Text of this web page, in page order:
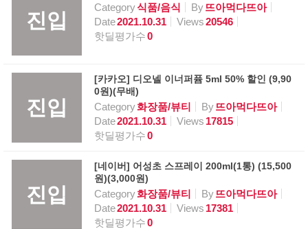
진입
Category식품/음식 By뜨아먹다뜨아
Date2021.10.31 Views20546
핫딜평가수0
진입
[카카오] 디오넬 이너퍼퓸 5ml 50% 할인 (9,90
0원)(무배)
Category화장품/뷰티 By뜨아먹다뜨아
Date2021.10.31 Views 17815
핫딜평가수0
진입
[네이버] 어성초 스프레이 200ml(1통) (15,500
원)(3,000원)
Category화장품/뷰티 By뜨아먹다뜨아
Date2021.10.31 Views 17381
핫딜평가수0